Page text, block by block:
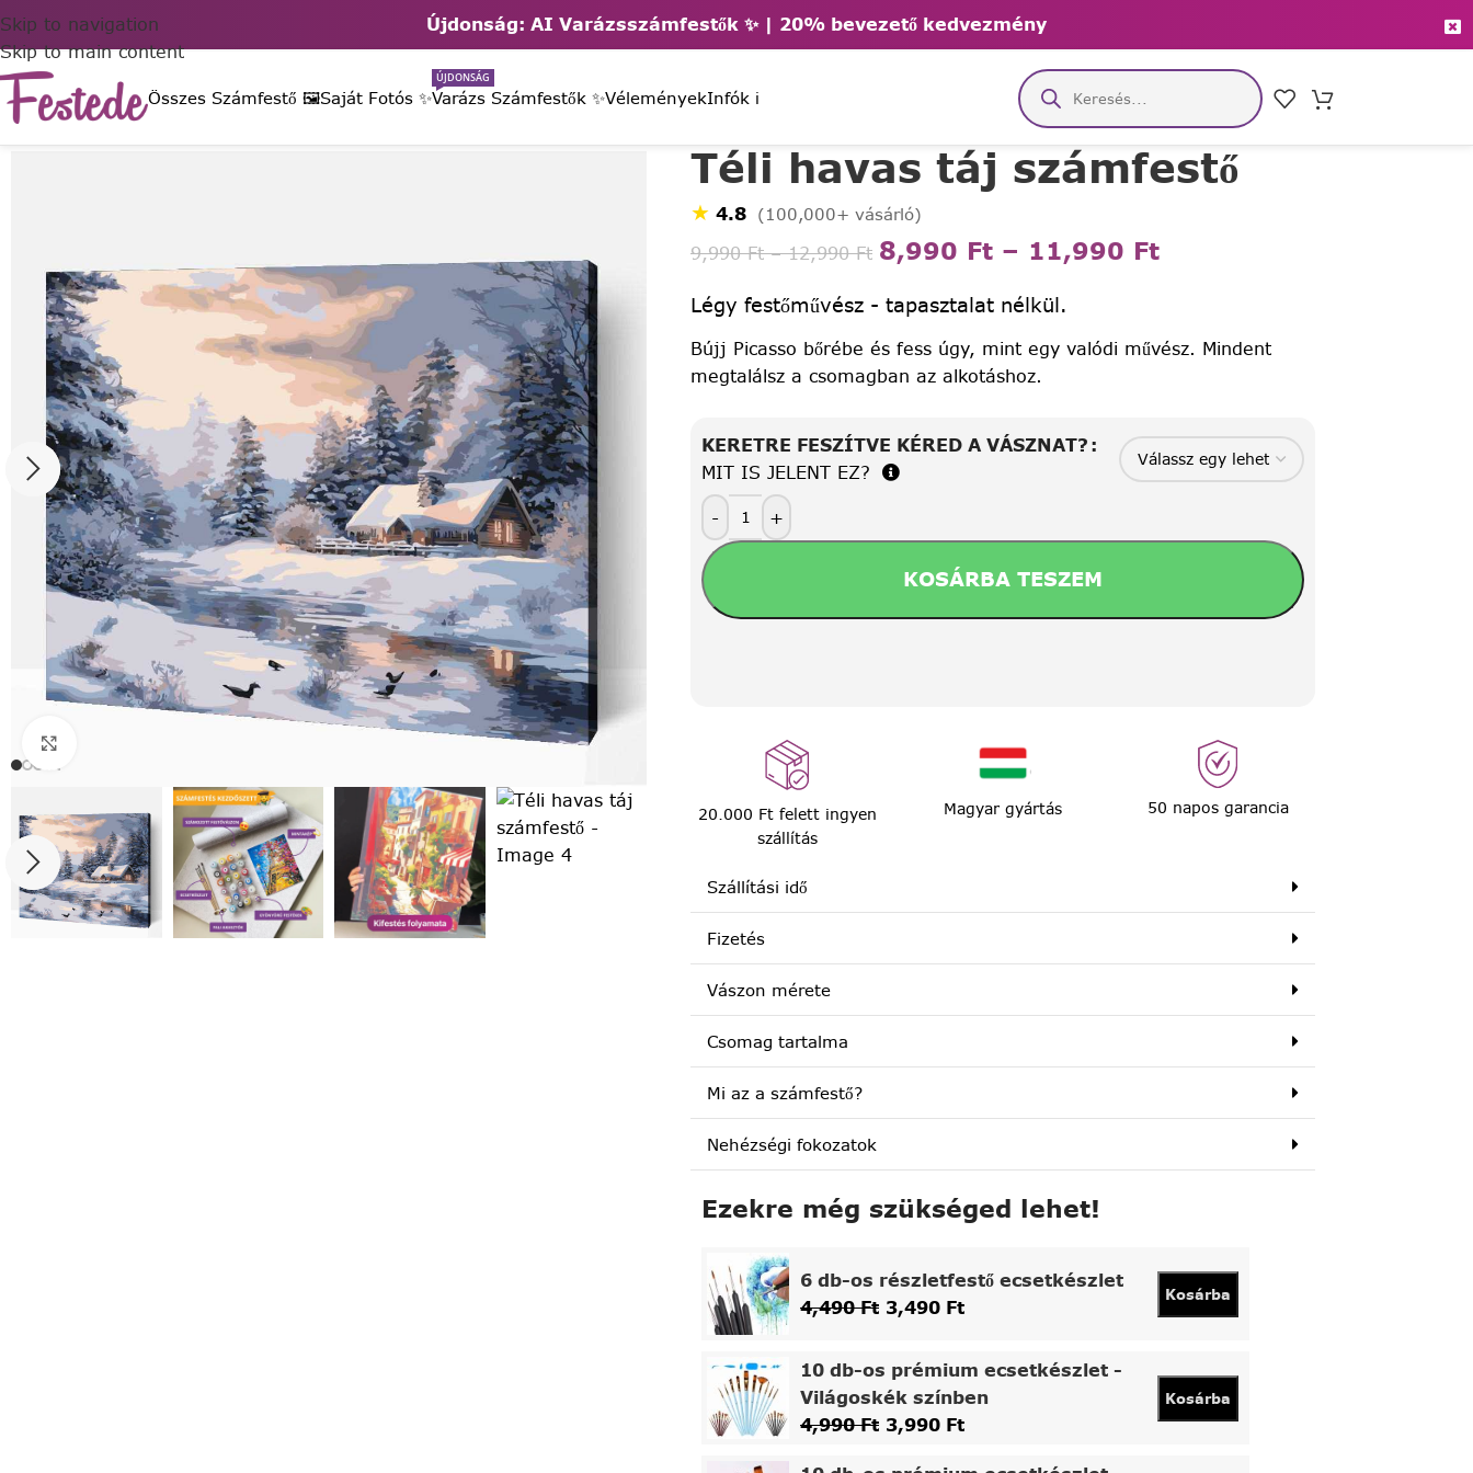
Újdonság: AI Varázsszámfestők ✨ | 20% bevezető kedvezmény
Skip to navigation
Skip to main content
Összes Számfestő 🖼️Saját Fotós ✨Varázs Számfestők ✨
ÚJDONSÁG
VéleményekInfók ℹ️
Téli havas táj számfestő
★ 4.8 (100,000+ vásárló)
9,990Ft – 12,990Ft 8,990 Ft – 11,990 Ft
Légy festőművész - tapasztalat nélkül.
Bújj Picasso bőrébe és fess úgy, mint egy valódi művész. Mindent
megtalálsz a csomagban az alkotáshoz.
KERETRE FESZÍTVE KÉRED A VÁSZNAT?
MIT IS JELENT EZ?
-
+
KOSÁRBA TESZEM
20.000 Ft felett ingyen
szállítás
Magyar gyártás 50 napos garancia
Szállítási idő
Fizetés
Vászon mérete
Csomag tartalma
Mi az a számfestő?
Nehézségi fokozatok
Ezekre még szükséged lehet!
6 db-os részletfestő ecsetkészlet
4,490Ft 3,490 Ft
Kosárba
10 db-os prémium ecsetkészlet -
Világoskék színben
4,990Ft 3,990 Ft
Kosárba